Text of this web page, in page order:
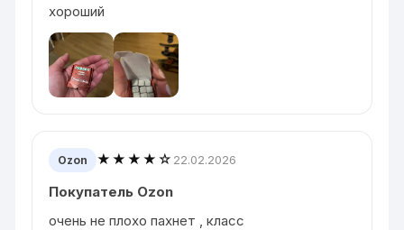
хороший
Ozon ★★★★☆ 22.02.2026
Покупатель Ozon
очень не плохо пахнет , класс